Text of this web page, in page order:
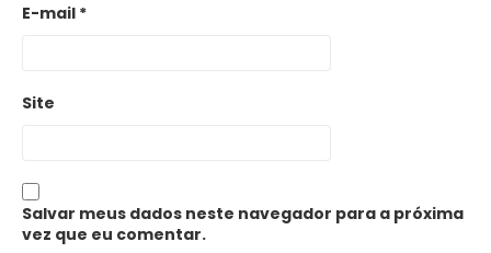
E-mail *
Site
Salvar meus dados neste navegador para a próxima
vez que eu comentar.